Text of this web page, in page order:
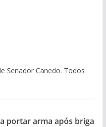
Senador Canedo. Todos
portar arma após briga